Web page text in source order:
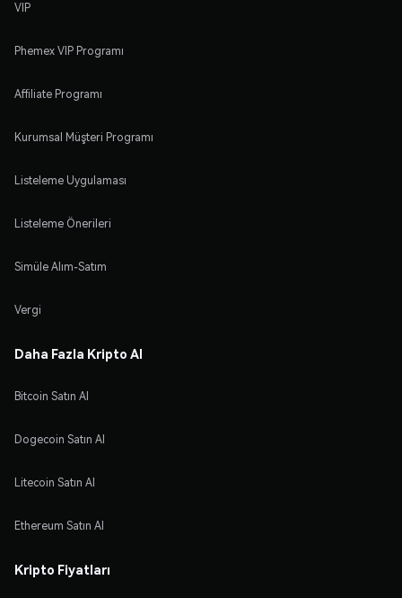
VIP
Phemex VIP Programı
Affiliate Programı
Kurumsal Müşteri Programı
Listeleme Uygulaması
Listeleme Önerileri
Simüle Alım-Satım
Vergi
Daha Fazla Kripto Al
Bitcoin Satın Al
Dogecoin Satın Al
Litecoin Satın Al
Ethereum Satın Al
Kripto Fiyatları